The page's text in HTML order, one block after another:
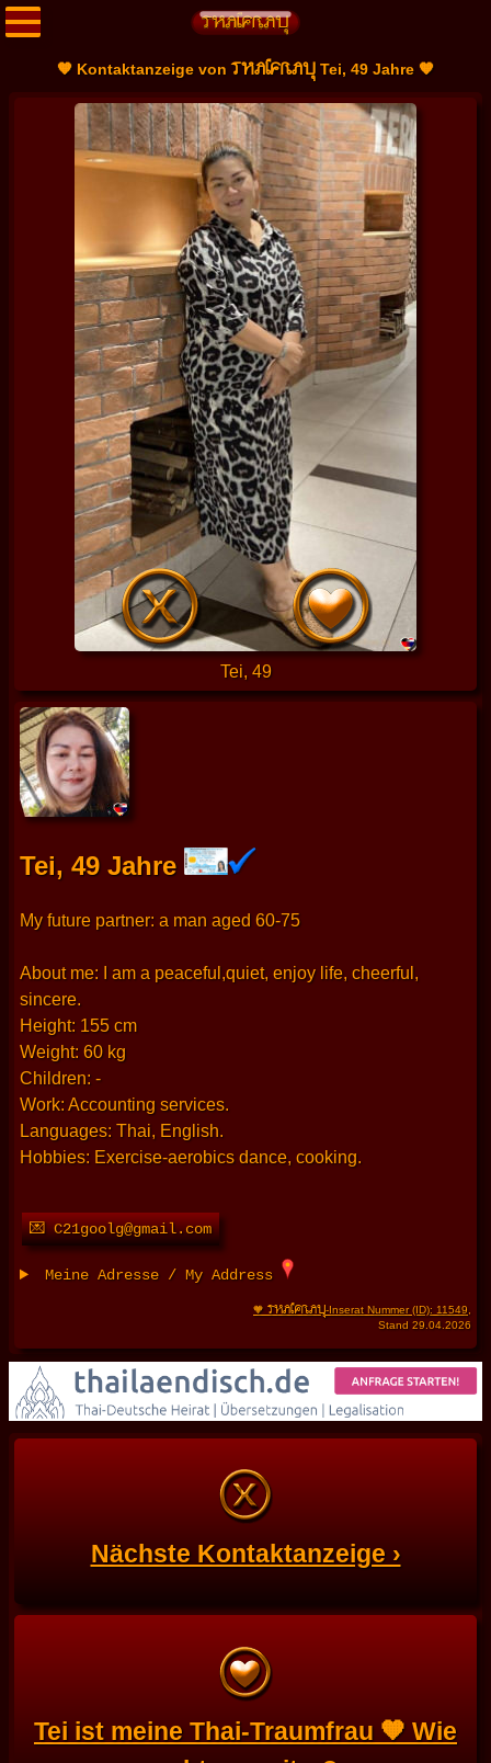
🧡 Kontaktanzeige vonTHAIFRAU Tei, 49 Jahre 🧡
Tei, 49
Tei, 49 Jahre
My future partner: a man aged 60-75
About me: I am a peaceful,quiet, enjoy life, cheerful,
sincere.
Height: 155 cm
Weight: 60 kg
Children: -
Work: Accounting services.
Languages: Thai, English.
Hobbies: Exercise-aerobics dance, cooking.
💌 C21goolg@gmail.com
Meine Adresse / My Address
🧡 THAIFRAU-Inserat Nummer (ID): 11549
Stand 29.04.2026
Nächste Kontaktanzeige ›
Tei ist meine Thai-Traumfrau 🧡 Wie